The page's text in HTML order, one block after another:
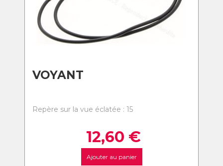
VOYANT
Repère sur la vue éclatée : 15
12,60 €
Ajouter au panier